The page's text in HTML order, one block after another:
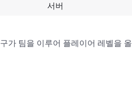
서버
가 팀을 이루어 플레이어 레벨을 올